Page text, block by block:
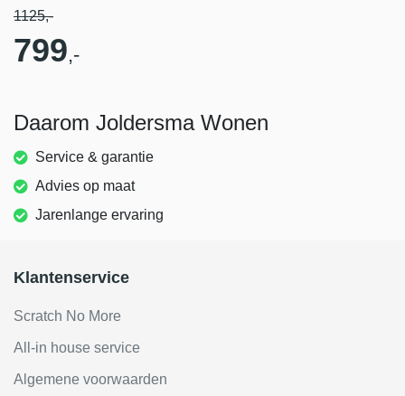
1125,-
799,-
Daarom Joldersma Wonen
Service & garantie
Advies op maat
Jarenlange ervaring
Klantenservice
Scratch No More
All-in house service
Algemene voorwaarden